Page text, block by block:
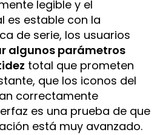
legible y el
es estable con la
de serie, los usuarios
algunos parámetros
total que prometen
que los iconos del
correctamente
es una prueba de que
está muy avanzado.